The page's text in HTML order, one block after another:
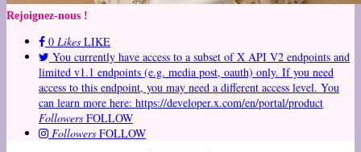
Rejoignez-nous !
0 Likes LIKE
You currently have access to a subset of X API V2 endpoints and
limited v1.1 endpoints (e.g. media post, oauth) only. If you need
access to this endpoint, you may need a different access level. You
can learn more here: https://developer.x.com/en/portal/product
Followers FOLLOW
Followers FOLLOW